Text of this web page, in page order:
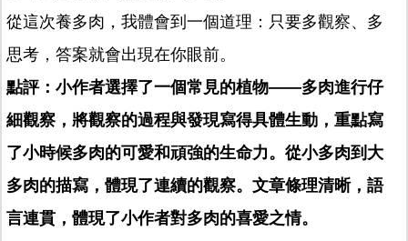
從這次養多肉，我體會到一個道理：只要多觀察、多
思考，答案就會出現在你眼前。
點評：小作者選擇了一個常見的植物——多肉進行仔
細觀察，將觀察的過程與發現寫得具體生動，重點寫
了小時候多肉的可愛和頑強的生命力。從小多肉到大
多肉的描寫，體現了連續的觀察。文章條理清晰，語
言連貫，體現了小作者對多肉的喜愛之情。